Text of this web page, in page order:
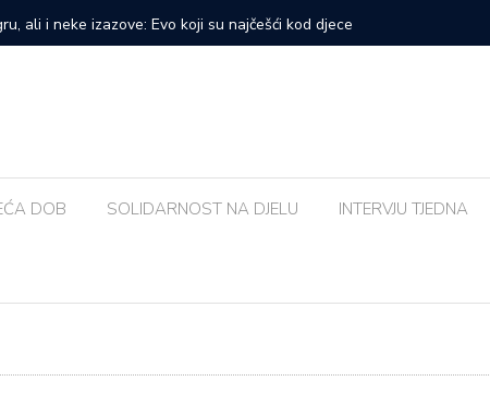
veliki samostalni koncert: ‘Bog me svih ovih godina
DOB SOLIDARNOST NA DJELU INTERVJU TJEDNA